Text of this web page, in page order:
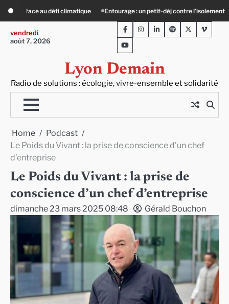
content
déj contre l’isolement Le Crépin de Lyon (Maison Baudière) : l’histoire
vendredi
août 7, 2026
Lyon Demain
Radio de solutions : écologie, vivre-ensemble et solidarité
FacebookInstagram
LinkedInSpotifyTwitterViméo
Youtube
Home
Podcast
Le Poids du Vivant : la prise de conscience d’un chef
d’entreprise
Le Poids du Vivant : la prise de
conscience d’un chef d’entreprise
dimanche 23 mars 2025 08:48 Gérald Bouchon